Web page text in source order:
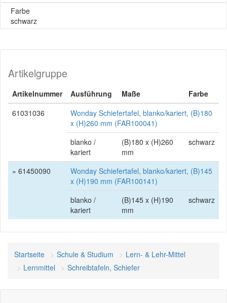
Farbe
schwarz
Artikelgruppe
Artikelnummer Ausführung Maße
Farbe
61031036
Wonday Schiefertafel, blanko/kariert, (B)180
x (H)260 mm (FAR100041)
blanko /
kariert
(B)180 x (H)260
mm
schwarz
» 61450090
Wonday Schiefertafel, blanko/kariert, (B)145
x (H)190 mm (FAR100141)
blanko /
kariert
(B)145 x (H)190
mm
schwarz
Startseite Schule & Studium
Lern- & Lehr-Mittel
Lernmittel
Schreibtafeln, Schiefer